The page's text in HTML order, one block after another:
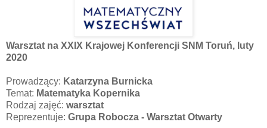
Warsztat na XXIX Krajowej Konferencji SNM Toruń, luty
2020
Prowadzący: Katarzyna Burnicka
Temat: Matematyka Kopernika
Rodzaj zajęć: warsztat
Reprezentuje: Grupa Robocza - Warsztat Otwarty